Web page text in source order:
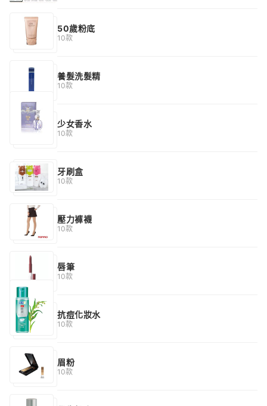
50歲粉底
10款
養髮洗髮精
10款
少女香水
10款
牙刷盒
10款
壓力褲襪
10款
唇筆
10款
抗痘化妝水
10款
眉粉
10款